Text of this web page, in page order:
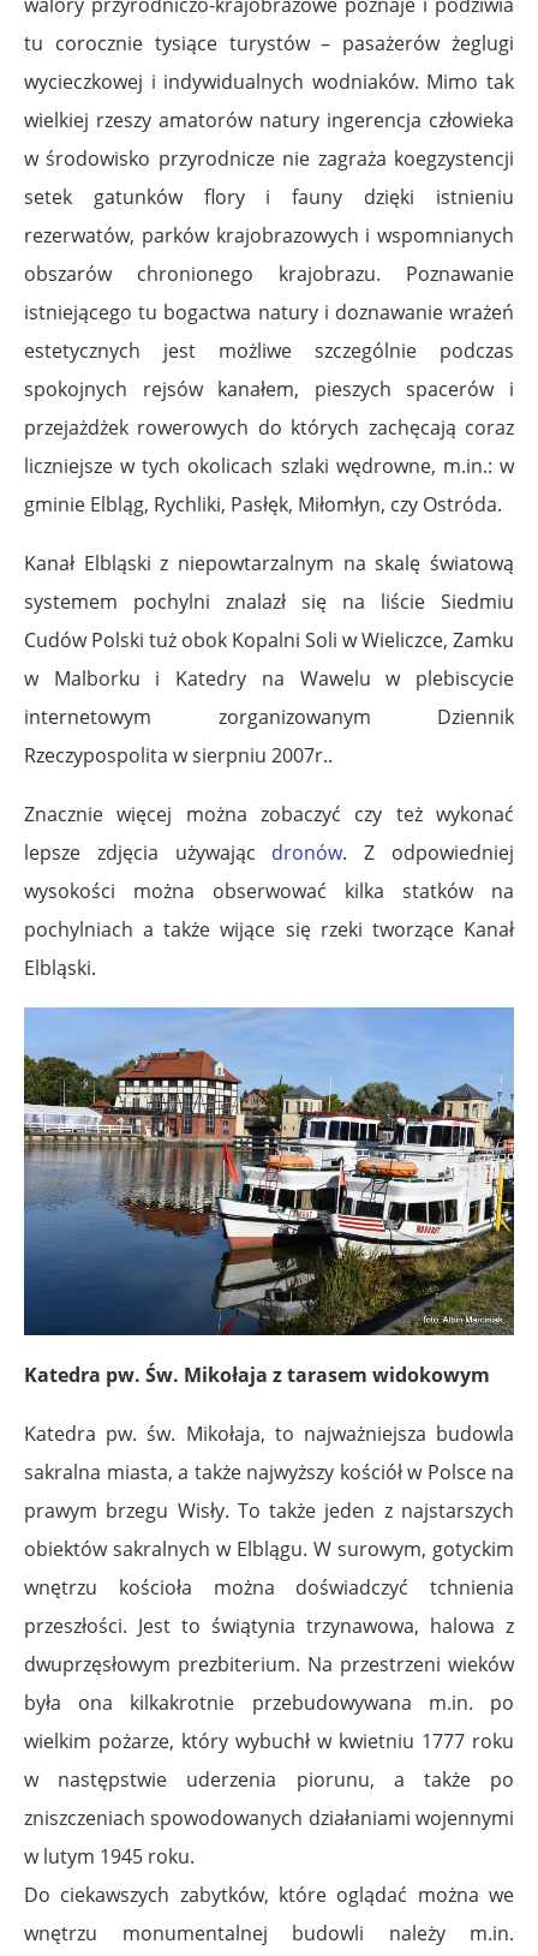
tu corocznie tysiące turystów – pasażerów żeglugi
wycieczkowej i indywidualnych wodniaków. Mimo tak
wielkiej rzeszy amatorów natury ingerencja człowieka
w środowisko przyrodnicze nie zagraża koegzystencji
setek gatunków flory i fauny dzięki istnieniu
rezerwatów, parków krajobrazowych i wspomnianych
obszarów chronionego krajobrazu. Poznawanie
istniejącego tu bogactwa natury i doznawanie wrażeń
estetycznych jest możliwe szczególnie podczas
spokojnych rejsów kanałem, pieszych spacerów i
przejażdżek rowerowych do których zachęcają coraz
liczniejsze w tych okolicach szlaki wędrowne, m.in.: w
gminie Elbląg, Rychliki, Pasłęk, Miłomłyn, czy Ostróda.
Kanał Elbląski z niepowtarzalnym na skalę światową
systemem pochylni znalazł się na liście Siedmiu
Cudów Polski tuż obok Kopalni Soli w Wieliczce, Zamku
w Malborku i Katedry na Wawelu w plebiscycie
internetowym zorganizowanym Dziennik
Rzeczypospolita w sierpniu 2007r..
Znacznie więcej można zobaczyć czy też wykonać
lepsze zdjęcia używając dronów. Z odpowiedniej
wysokości można obserwować kilka statków na
pochylniach a także wijące się rzeki tworzące Kanał
Elbląski.
Katedra pw. Św. Mikołaja z tarasem widokowym
Katedra pw. św. Mikołaja, to najważniejsza budowla
sakralna miasta, a także najwyższy kościół w Polsce na
prawym brzegu Wisły. To także jeden z najstarszych
obiektów sakralnych w Elblągu. W surowym, gotyckim
wnętrzu kościoła można doświadczyć tchnienia
przeszłości. Jest to świątynia trzynawowa, halowa z
dwuprzęsłowym prezbiterium. Na przestrzeni wieków
była ona kilkakrotnie przebudowywana m.in. po
wielkim pożarze, który wybuchł w kwietniu 1777 roku
w następstwie uderzenia piorunu, a także po
zniszczeniach spowodowanych działaniami wojennymi
w lutym 1945 roku.
Do ciekawszych zabytków, które oglądać można we
wnętrzu monumentalnej budowli należy m.in.